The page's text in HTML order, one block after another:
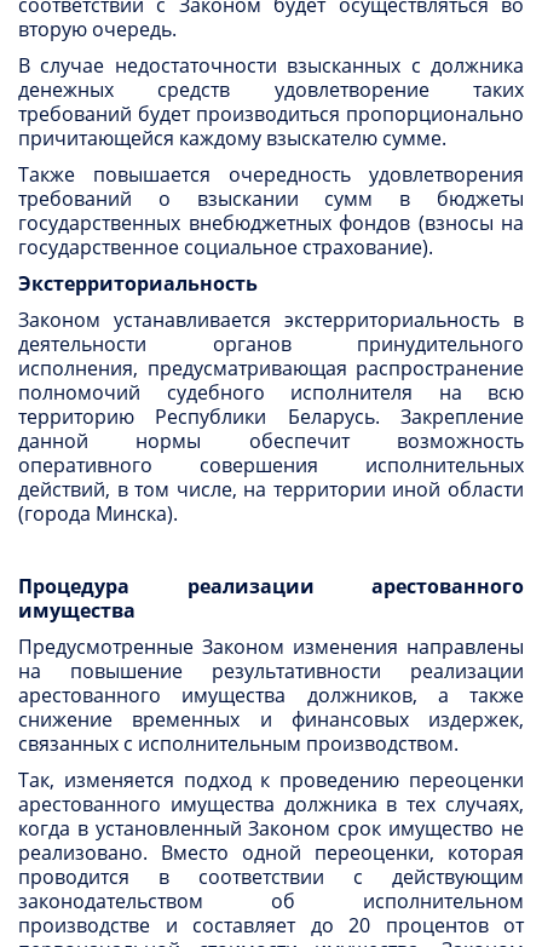
вторую очередь.
В случае недостаточности взысканных с должника
денежных средств удовлетворение таких
требований будет производиться пропорционально
причитающейся каждому взыскателю сумме.
Также повышается очередность удовлетворения
требований о взыскании сумм в бюджеты
государственных внебюджетных фондов (взносы на
государственное социальное страхование).
Экстерриториальность
Законом устанавливается экстерриториальность в
деятельности органов принудительного
исполнения, предусматривающая распространение
полномочий судебного исполнителя на всю
территорию Республики Беларусь. Закрепление
данной нормы обеспечит возможность
оперативного совершения исполнительных
действий, в том числе, на территории иной области
(города Минска).
Процедура реализации арестованного
имущества
Предусмотренные Законом изменения направлены
на повышение результативности реализации
арестованного имущества должников, а также
снижение временных и финансовых издержек,
связанных с исполнительным производством.
Так, изменяется подход к проведению переоценки
арестованного имущества должника в тех случаях,
когда в установленный Законом срок имущество не
реализовано. Вместо одной переоценки, которая
проводится в соответствии с действующим
законодательством об исполнительном
производстве и составляет до 20 процентов от